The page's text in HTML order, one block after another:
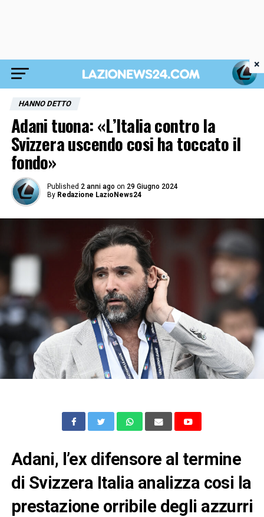
HANNO DETTO
Adani tuona: «L’Italia contro la
Svizzera uscendo cosi ha toccato il
fondo»
Published 2 anni ago on 29 Giugno 2024
By Redazione LazioNews24
Adani, l’ex difensore al termine
di Svizzera Italia analizza cosi la
prestazione orribile degli azzurri
×